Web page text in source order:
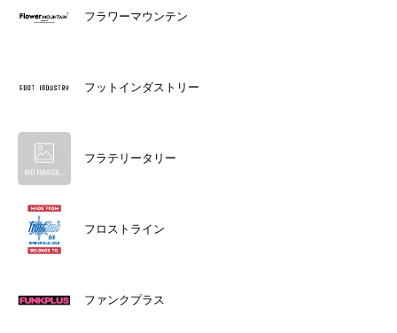
フラワーマウンテン
フットインダストリー
フラテリータリー
フロストライン
ファンクプラス